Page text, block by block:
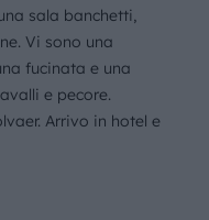
sala banchetti,
Vi sono una
fucinata e una
e pecore.
Arrivo in hotel e